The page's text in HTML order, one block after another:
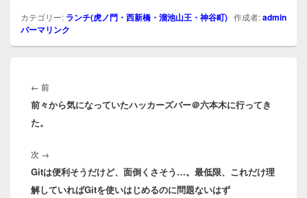
カテゴリー: ランチ(虎ノ門・西新橋・溜池山王・神谷町) 作成者:admin
パーマリンク
稿
ナ
ビ
ゲ
シ
ョ
ン
← 前前
の
前々から気になっていたハッカーズバー＠六本木に行ってき
た。
次 →
の
投
Gitは便利そうだけど、面倒くさそう…。最低限、これだけ理
解していればGitを使いはじめるのに問題ないはず